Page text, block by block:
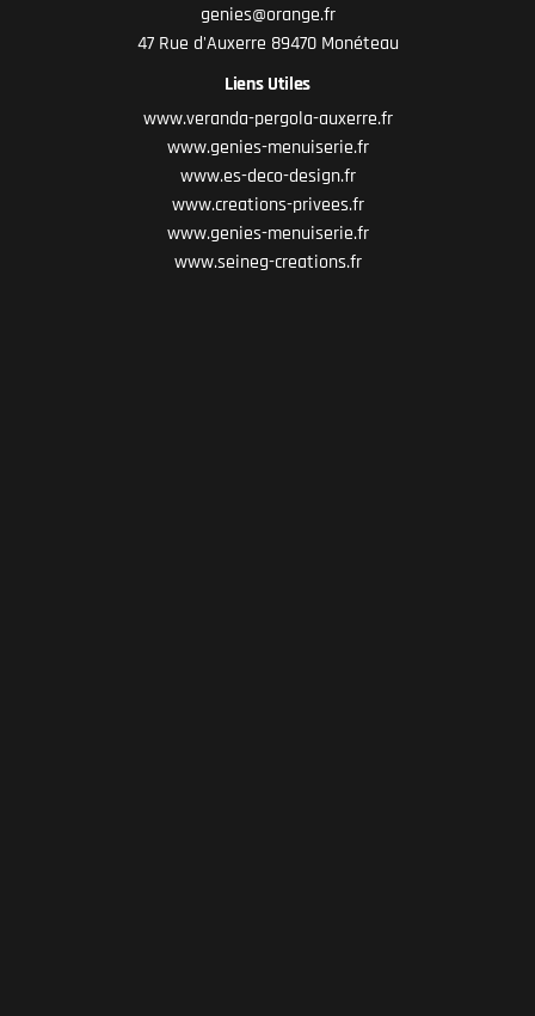
genies@orange.fr
47 Rue d'Auxerre 89470 Monéteau
Liens Utiles
www.veranda-pergola-auxerre.fr
www.genies-menuiserie.fr
www.es-deco-design.fr
www.creations-privees.fr
www.genies-menuiserie.fr
www.seineg-creations.fr